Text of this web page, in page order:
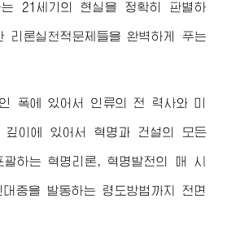
는 21세기의 현실을 정확히 판별하
리론실천적문제들을 완벽하게 푸는
폭에 있어서 인류의 전 력사와 미
깊이에 있어서 혁명과 건설의 모든
하는 혁명리론, 혁명발전의 매 시
중을 발동하는 령도방법까지 전면